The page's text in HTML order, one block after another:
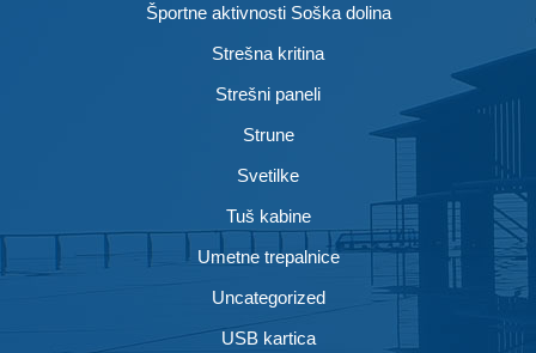
Športne aktivnosti Soška dolina
Strešna kritina
Strešni paneli
Strune
Svetilke
Tuš kabine
Umetne trepalnice
Uncategorized
USB kartica